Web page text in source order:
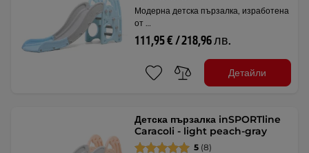
Модерна детска пързалка, изработена
от …
111,95 € / 218,96 лв.
Детайли
Детска пързалка inSPORTline
Caracoli - light peach-gray
5 (8)